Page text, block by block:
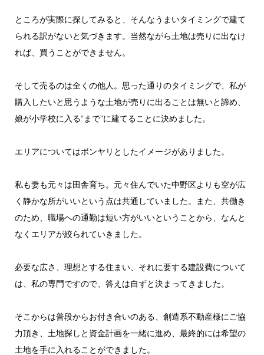
ところが実際に探してみると、そんなうまいタイミングで建て
られる訳がないと気づきます。当然ながら土地は売りに出なけ
れば、買うことができません。
そして売るのは全くの他人。思った通りのタイミングで、私が
購入したいと思うような土地が売りに出ることは無いと諦め、
娘が小学校に入る“まで”に建てることに決めました。
エリアについてはボンヤリとしたイメージがありました。
私も妻も元々は田舎育ち。元々住んでいた中野区よりも空が広
く静かな所がいいという点は共通していました。また、共働き
のため、職場への通勤は短い方がいいということから、なんと
なくエリアが絞られていきました。
必要な広さ、理想とする住まい、それに要する建設費について
は、私の専門ですので、答えは自ずと決まってきました。
そこからは普段からお付き合いのある、創造系不動産様にご協
力頂き、土地探しと資金計画を一緒に進め、最終的には希望の
土地を手に入れることができました。